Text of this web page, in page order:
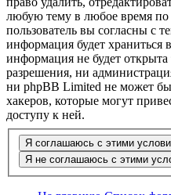
любую тему в любое время
пользователь вы согласны с
информация будет храниться
информация не будет
разрешения, ни
ни phpBB Limited не может
хакеров, которые могут
доступу к ней.